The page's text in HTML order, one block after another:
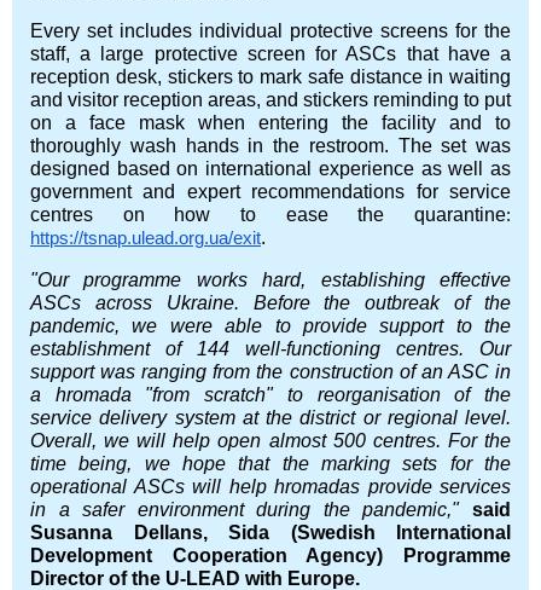
Every set includes individual protective screens for the
staff, a large protective screen for ASCs that have a
reception desk, stickers to mark safe distance in waiting
and visitor reception areas, and stickers reminding to put
on a face mask when entering the facility and to
thoroughly wash hands in the restroom. The set was
designed based on international experience as well as
government and expert recommendations for service
centres on how to ease the quarantine:
https://tsnap.ulead.org.ua/exit.
"Our programme works hard, establishing effective
ASCs across Ukraine. Before the outbreak of the
pandemic, we were able to provide support to the
establishment of 144 well-functioning centres. Our
support was ranging from the construction of an ASC in
a hromada "from scratch" to reorganisation of the
service delivery system at the district or regional level.
Overall, we will help open almost 500 centres. For the
time being, we hope that the marking sets for the
operational ASCs will help hromadas provide services
in a safer environment during the pandemic,"said
Susanna Dellans, Sida (Swedish International
Development Cooperation Agency) Programme
Director of the U-LEAD with Europe.